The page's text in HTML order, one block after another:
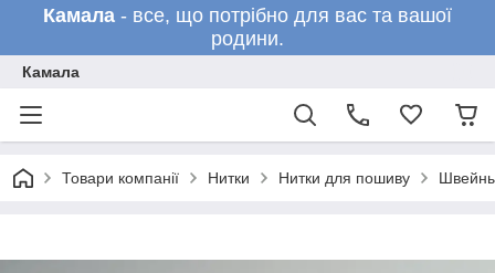
Камала - все, що потрібно для вас та вашої
родини.
Камала
Товари компанії Нитки Нитки для пошиву